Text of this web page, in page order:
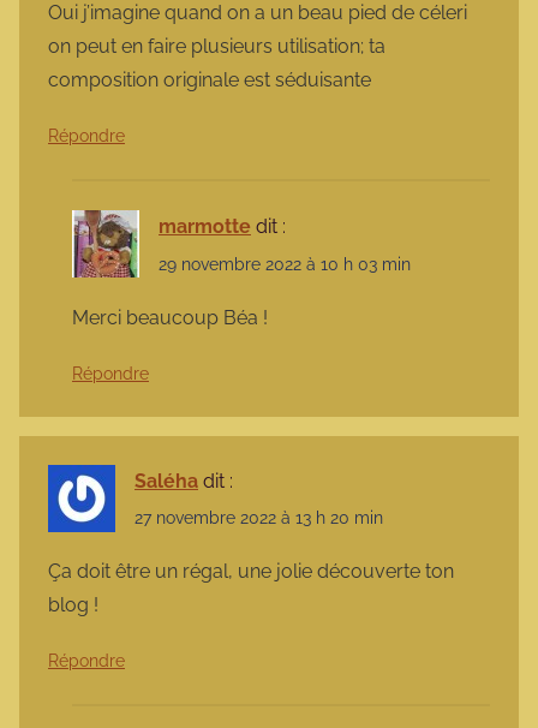
Oui j’imagine quand on a un beau pied de céleri
on peut en faire plusieurs utilisation; ta
composition originale est séduisante
Répondre
marmotte dit :
29 novembre 2022 à 10 h 03 min
Merci beaucoup Béa !
Répondre
Saléha dit :
27 novembre 2022 à 13 h 20 min
Ça doit être un régal, une jolie découverte ton
blog !
Répondre